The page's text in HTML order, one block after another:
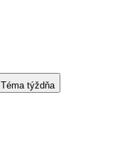
Téma týždňa